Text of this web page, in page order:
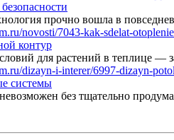
прочно вошла в
контур
для растений в теплице —
системы
без тщательно